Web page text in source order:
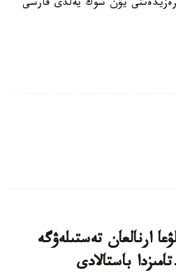
يۋن سوك يەلدى قارسى
ارنالعان تەستىلەۋگە